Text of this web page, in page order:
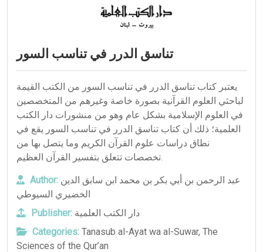
تناسق الدرر في تناسب السور
يعتبر كتاب تناسق الدرر في تناسب السور من الكتب القيمة
لباحثي العلوم القرآنية بصورة خاصة وغيرهم من المتخصصين
في العلوم الإسلامية بشكل عام وهو من منشورات دار الكتب
العلمية؛ ذلك أن كتاب تناسق الدرر في تناسب السور يقع في
نطاق دراسات علوم القرآن الكريم وما يتصل بها من
تخصصات تتعلق بتفسير القرآن العظيم.
Author: عبد الرحمن بن أبي بكر بن محمد ابن سابق الدين
الخضيري السيوطي
Publisher: دار الكتب العلمية
Categories: Tanasub al-Ayat wa al-Suwar, The
Sciences of the Qur’an